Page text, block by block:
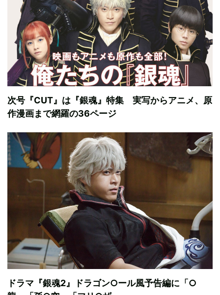
次号『CUT』は『銀魂』特集 実写からアニメ、原
作漫画まで網羅の36ページ
ドラマ『銀魂2』ドラゴン○ール風予告編に「○